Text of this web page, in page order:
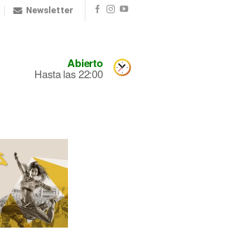
Newsletter
Abierto
Hasta las 22:00